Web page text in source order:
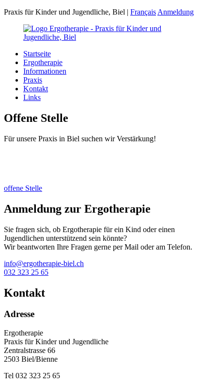
Praxis für Kinder und Jugendliche, Biel | Français Anmeldung
Startseite
Ergotherapie
Informationen
Praxis
Kontakt
Links
Offene Stelle
Für unsere Praxis in Biel suchen wir Verstärkung!
offene Stelle
Anmeldung zur Ergotherapie
Sie fragen sich, ob Ergotherapie für ein Kind oder einen
Jugendlichen unterstützend sein könnte?
Wir beantworten Ihre Fragen gerne per Mail oder am Telefon.
info@ergotherapie-biel.ch
032 323 25 65
Kontakt
Adresse
Ergotherapie
Praxis für Kinder und Jugendliche
Zentralstrasse 66
2503 Biel/Bienne
Tel 032 323 25 65